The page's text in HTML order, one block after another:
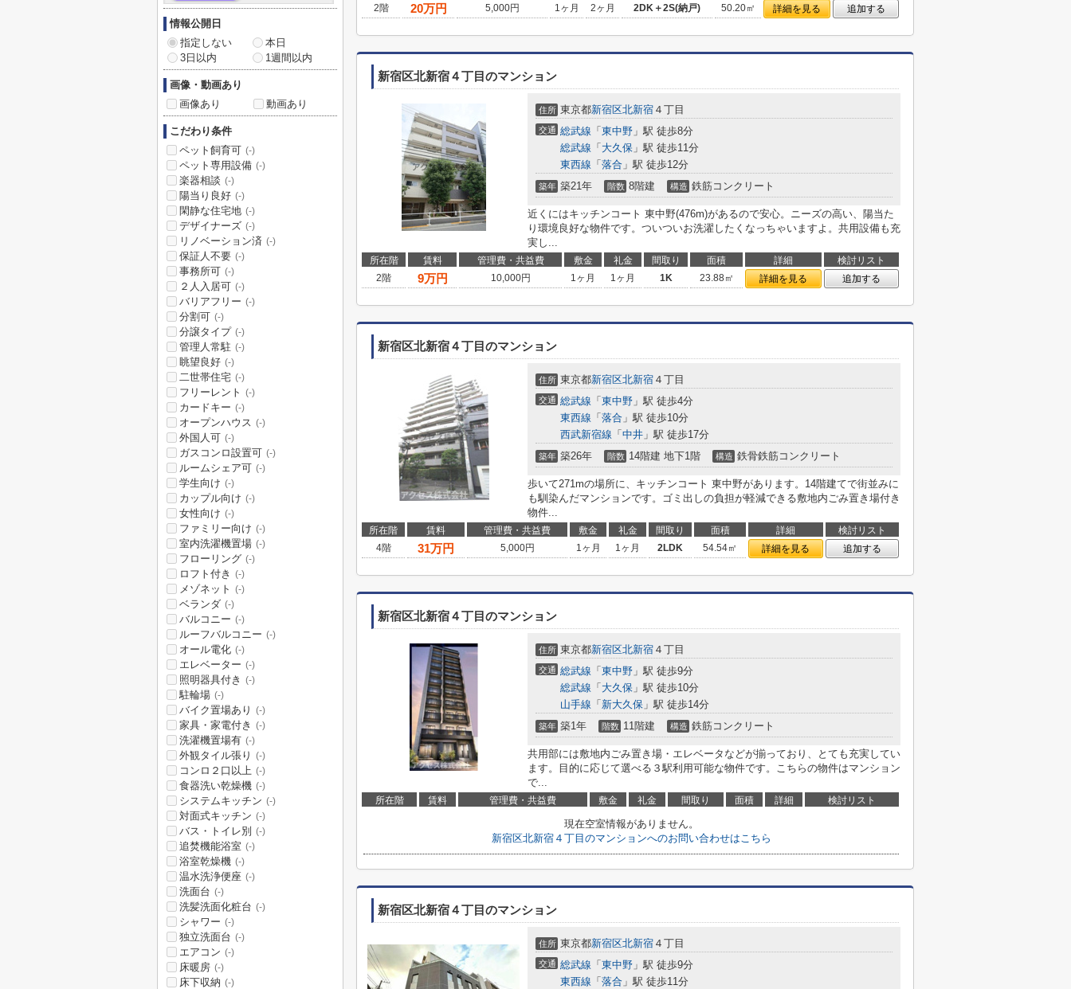
2階
20万円 5,000円 1ヶ月 2ヶ月 2DK＋2S(納戸) 50.20㎡ 詳細を見る 追加する
新宿区北新宿４丁目のマンション
住所 東京都新宿区北新宿 ４丁目
交通 総武線 「 東中野 」駅 徒歩8分
総武線 「 大久保 」駅 徒歩11分
東西線 「 落合 」駅 徒歩12分
築年 築21年 階数 8階建 構造 鉄筋コンクリート
近くにはキッチンコート 東中野(476m)があるので安心。ニーズの高い、陽当た
り環境良好な物件です。ついついお洗濯したくなっちゃいますよ。共用設備も充
実し...
所在階 賃料 管理費・共益費 敷金 礼金 間取り 面積 詳細
検討リスト
2階
9万円 10,000円 1ヶ月 1ヶ月 1K 23.88㎡ 詳細を見る 追加する
新宿区北新宿４丁目のマンション
住所 東京都新宿区北新宿 ４丁目
交通 総武線 「 東中野 」駅 徒歩4分
東西線 「 落合 」駅 徒歩10分
西武新宿線 「 中井 」駅 徒歩17分
築年 築26年 階数 14階建 地下1階 構造 鉄骨鉄筋コンクリート
歩いて271mの場所に、キッチンコート 東中野があります。14階建てで街並みに
も馴染んだマンションです。ゴミ出しの負担が軽減できる敷地内ごみ置き場付き
物件...
所在階 賃料 管理費・共益費 敷金 礼金 間取り 面積 詳細
検討リスト
4階
31万円 5,000円 1ヶ月 1ヶ月 2LDK 54.54㎡ 詳細を見る 追加する
新宿区北新宿４丁目のマンション
住所 東京都新宿区北新宿 ４丁目
交通 総武線 「 東中野 」駅 徒歩9分
総武線 「 大久保 」駅 徒歩10分
山手線 「 新大久保 」駅 徒歩14分
築年 築1年 階数 11階建 構造 鉄筋コンクリート
共用部には敷地内ごみ置き場・エレベータなどが揃っており、とても充実してい
ます。目的に応じて選べる３駅利用可能な物件です。こちらの物件はマンション
で...
所在階 賃料 管理費・共益費 敷金 礼金 間取り 面積 詳細 検討リスト
現在空室情報がありません。
新宿区北新宿４丁目のマンションへのお問い合わせはこちら
新宿区北新宿４丁目のマンション
住所 東京都新宿区北新宿 ４丁目
交通 総武線 「 東中野 」駅 徒歩9分
東西線 「 落合 」駅 徒歩11分
情報公開日
指定しない
本日
3日以内
1週間以内
画像・動画あり
画像あり
動画あり
こだわり条件
ペット飼育可 (-)
ペット専用設備 (-)
楽器相談 (-)
陽当り良好 (-)
閑静な住宅地 (-)
デザイナーズ (-)
リノベーション済 (-)
保証人不要 (-)
事務所可 (-)
２人入居可 (-)
バリアフリー (-)
分割可 (-)
分譲タイプ (-)
管理人常駐 (-)
眺望良好 (-)
二世帯住宅 (-)
フリーレント (-)
カードキー (-)
オープンハウス (-)
外国人可 (-)
ガスコンロ設置可 (-)
ルームシェア可 (-)
学生向け (-)
カップル向け (-)
女性向け (-)
ファミリー向け (-)
室内洗濯機置場 (-)
フローリング (-)
ロフト付き (-)
メゾネット (-)
ベランダ (-)
バルコニー (-)
ルーフバルコニー (-)
オール電化 (-)
エレベーター (-)
照明器具付き (-)
駐輪場 (-)
バイク置場あり (-)
家具・家電付き (-)
洗濯機置場有 (-)
外観タイル張り (-)
コンロ２口以上 (-)
食器洗い乾燥機 (-)
システムキッチン (-)
対面式キッチン (-)
バス・トイレ別 (-)
追焚機能浴室 (-)
浴室乾燥機 (-)
温水洗浄便座 (-)
洗面台 (-)
洗髪洗面化粧台 (-)
シャワー (-)
独立洗面台 (-)
エアコン (-)
床暖房 (-)
床下収納 (-)